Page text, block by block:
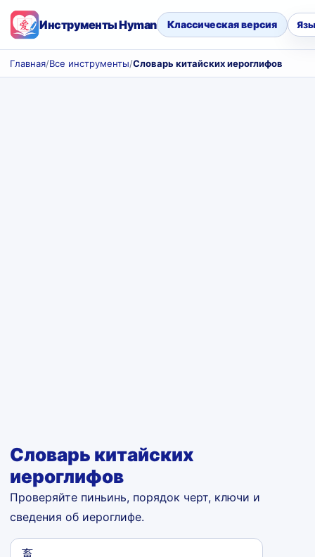
Инструменты Hyman Классическая версия
Главная/Все инструменты/Словарь китайских иероглифов
Словарь китайских
иероглифов
Проверяйте пиньинь, порядок черт, ключи и
сведения об иероглифе.